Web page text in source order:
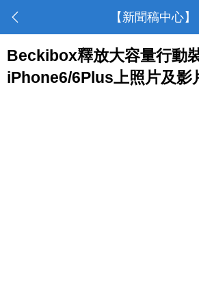
【新聞稿中心】
Beckibox釋放大容量行動
iPhone6/6Plus上照片及影